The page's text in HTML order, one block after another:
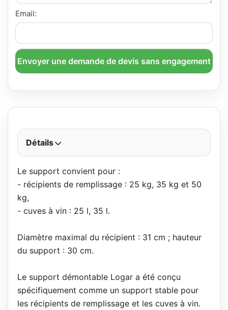
Email:
Envoyer une demande de devis sans engagement
Détails
Le support convient pour :
- récipients de remplissage : 25 kg, 35 kg et 50
kg,
- cuves à vin : 25 l, 35 l.
Diamètre maximal du récipient : 31 cm ; hauteur
du support : 30 cm.
Le support démontable Logar a été conçu
spécifiquement comme un support stable pour
les récipients de remplissage et les cuves à vin.